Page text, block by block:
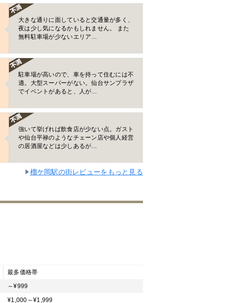
大きな通りに面していると交通量が多く、
夜は少し気になるかもしれません。 また
無料駐車場が少ないエリア…
駐車場が高いので、車を持って住むには不
適。大型スーパーがない。仙台サンプラザ
でイベントがあると、人が…
強いて挙げれば飲食店が少ない点。ガスト
や仙台平禄のようなチェーン店や個人経営
の居酒屋などは少しあるが…
榴ケ岡駅の街レビューをもっと見る
最多価格帯
～¥999
¥1,000～¥1,999